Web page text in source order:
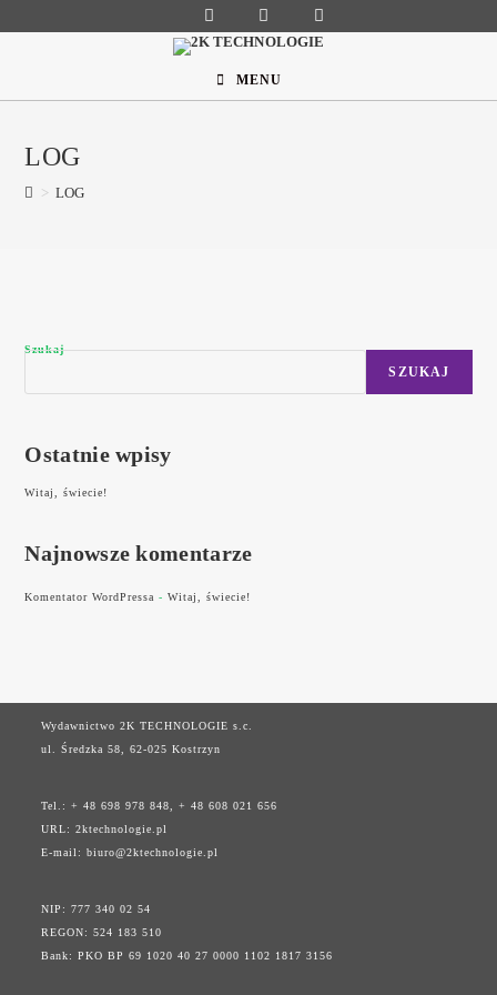
MENU
LOG
> LOG
Szukaj
SZUKAJ
Ostatnie wpisy
Witaj, świecie!
Najnowsze komentarze
Komentator WordPressa -Witaj, świecie!
Wydawnictwo 2K TECHNOLOGIE s.c.
ul. Średzka 58, 62-025 Kostrzyn
Tel.: + 48 698 978 848, + 48 608 021 656
URL:2ktechnologie.pl
E-mail:biuro@2ktechnologie.pl
NIP: 777 340 02 54
REGON: 524 183 510
Bank: PKO BP 69 1020 40 27 0000 1102 1817 3156